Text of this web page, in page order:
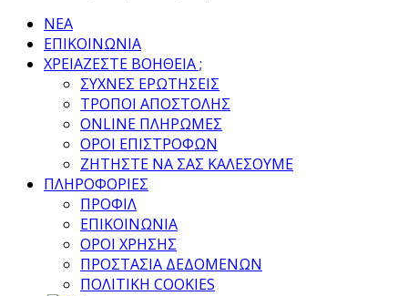
ΝΕΑ
ΕΠΙΚΟΙΝΩΝΙΑ
ΧΡΕΙΑΖΕΣΤΕ ΒΟΗΘΕΙΑ ;
ΣΥΧΝΕΣ ΕΡΩΤΗΣΕΙΣ
ΤΡΟΠΟΙ ΑΠΟΣΤΟΛΗΣ
ONLINE ΠΛΗΡΩΜΕΣ
ΟΡΟΙ ΕΠΙΣΤΡΟΦΩΝ
ΖΗΤΗΣΤΕ ΝΑ ΣΑΣ ΚΑΛΕΣΟΥΜΕ
ΠΛΗΡΟΦΟΡΙΕΣ
ΠΡΟΦΙΛ
ΕΠΙΚΟΙΝΩΝΙΑ
ΟΡΟΙ ΧΡΗΣΗΣ
ΠΡΟΣΤΑΣΙΑ ΔΕΔΟΜΕΝΩΝ
ΠΟΛΙΤΙΚΗ COOKIES